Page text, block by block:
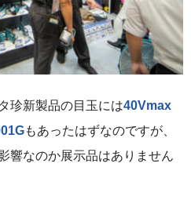
珍新製品の目玉には40Vmax
もあったはずなのですが、
響なのか展示品はありません